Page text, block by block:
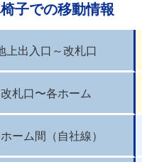
子での移動情報
上出入口～改札口
改札口〜各ホーム
ーム間（自社線）